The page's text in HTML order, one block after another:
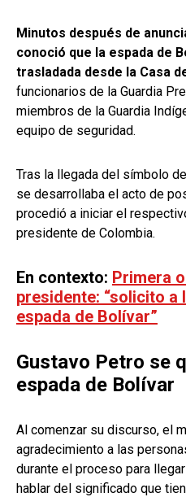
Minutos después de
conoció que la espada de
trasladada desde la Casa
funcionarios de la Guardia
miembros de la Guardia
equipo de seguridad.
Tras la llegada del símbolo
se desarrollaba el acto de
procedió a iniciar el
presidente de Colombia.
En contexto: Primera
presidente: “solicito a
espada de Bolívar”
Gustavo Petro se
espada de Bolívar
Al comenzar su discurso, el
agradecimiento a las
durante el proceso para
hablar del significado que